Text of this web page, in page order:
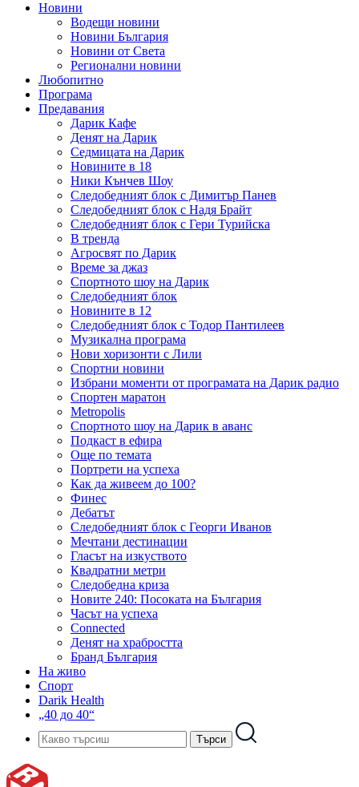
Новини
Водещи новини
Новини България
Новини от Света
Регионални новини
Любопитно
Програма
Предавания
Дарик Кафе
Денят на Дарик
Седмицата на Дарик
Новините в 18
Ники Кънчев Шоу
Следобедният блок с Димитър Панев
Следобедният блок с Надя Брайт
Следобедният блок с Гери Турийска
В тренда
Агросвят по Дарик
Време за джаз
Спортното шоу на Дарик
Следобедният блок
Новините в 12
Следобедният блок с Тодор Пантилеев
Музикална програма
Нови хоризонти с Лили
Спортни новини
Избрани моменти от програмата на Дарик радио
Спортен маратон
Metropolis
Спортното шоу на Дарик в аванс
Подкаст в ефира
Още по темата
Портрети на успеха
Как да живеем до 100?
Финес
Дебатът
Следобедният блок с Георги Иванов
Мечтани дестинации
Гласът на изкуството
Квадратни метри
Следобедна криза
Новите 240: Посоката на България
Часът на успеха
Connected
Денят на храбростта
Бранд България
На живо
Спорт
Darik Health
„40 до 40“